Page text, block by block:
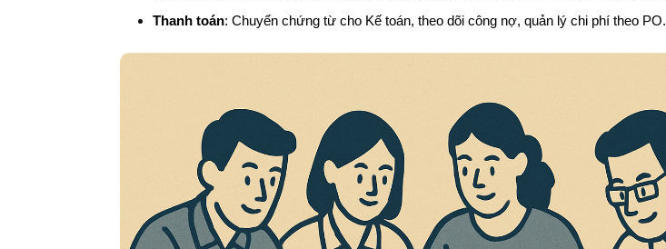
Thanh toán: Chuyển chứng từ cho Kế toán, theo dõi công nợ, quản lý chi phí theo PO.